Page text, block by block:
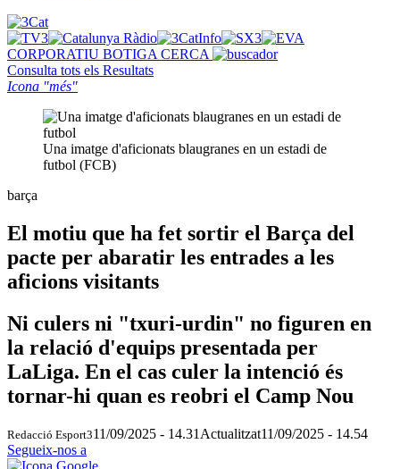
CORPORATIU BOTIGA CERCA
Consulta tots els Resultats
Icona "més"
Una imatge d'aficionats blaugranes en un estadi de
futbol (FCB)
barça
El motiu que ha fet sortir el Barça del
pacte per abaratir les entrades a les
aficions visitants
Ni culers ni "txuri-urdin" no figuren en
la relació d'equips presentada per
LaLiga. En el cas culer la intenció és
tornar-hi quan es reobri el Camp Nou
Redacció Esport311/09/2025 - 14.31 Actualitzat11/09/2025 - 14.54
Segueix-nos a